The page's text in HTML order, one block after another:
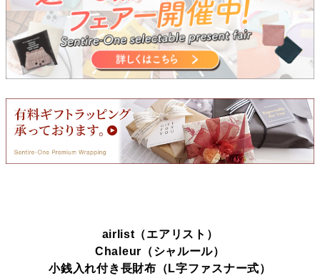
airlist（エアリスト）
Chaleur（シャルール）
小銭入れ付き長財布（L字ファスナー式）